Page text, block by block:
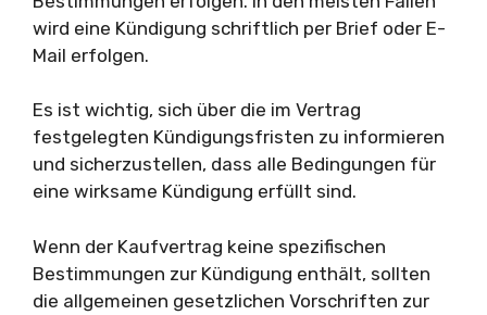
wird eine Kündigung schriftlich per Brief oder E-
Mail erfolgen.
Es ist wichtig, sich über die im Vertrag
festgelegten Kündigungsfristen zu informieren
und sicherzustellen, dass alle Bedingungen für
eine wirksame Kündigung erfüllt sind.
Wenn der Kaufvertrag keine spezifischen
Bestimmungen zur Kündigung enthält, sollten
die allgemeinen gesetzlichen Vorschriften zur